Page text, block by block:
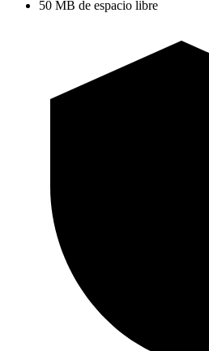
50 MB de espacio libre